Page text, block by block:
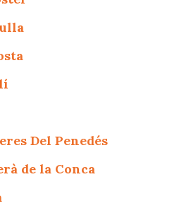
Del Penedés
de la Conca